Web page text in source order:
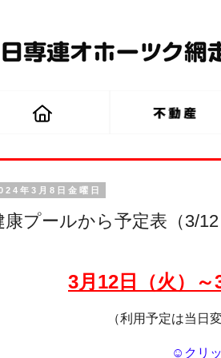
年3月8日金曜日
康プールから予定表（3/
3月12日（火）～
（利用予定は当日
☺クリ